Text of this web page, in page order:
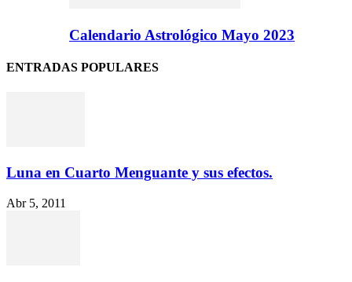
Calendario Astrológico Mayo 2023
ENTRADAS POPULARES
Luna en Cuarto Menguante y sus efectos.
Abr 5, 2011